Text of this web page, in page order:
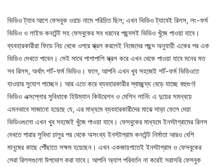
ভিডিও ট্যাব আগে ফেসবুক ওয়াচ নামে পরিচিত ছিল; এখন ভিডিও ট্যাবেই রিলস, লং-ফর্ম
ভিডিও ও লাইভ কনটেন্ট সহ ফেসবুকের সব ধরনের পছন্দসই ভিডিও খুঁজে পাওয়া যাবে।
ব্যবহারকারীরা ফিডে নিচ থেকে ওপরে স্ক্রল করলেই নিজেদের পছন্দ অনুযায়ী একের পর এক
ভিডিও দেখতে পাবেন। সেই সাথে পাশাপাশি স্ক্রল করে এখন থেকে পাওয়া যাবে মনের মত
সব রিলস, অর্থাৎ শর্ট-ফর্ম ভিডিও। ফলে, আপনি এখন খুব সহজেই শর্ট-ফর্ম ভিডিওতে
যাওয়ার সুযোগ পাচ্ছেন। আর এতে করে ব্যবহারকারীর স্বাচ্ছন্দ্য বেড়ে যাচ্ছে বহুগুণ!
ভিডিও এক্সপ্লোর সুবিধাকে হিউম্যান কিউরেশন ও মেশিন লার্নিং এ দুয়ের সমন্বয়ে
এমনভাবে সাজানো হয়েছে যে, এর মাধ্যমে ব্যবহারকারীদের মাঝে সাড়া ফেলে দেয়া
ভিডিওগুলো এখন খুব সহজেই খুঁজে পাওয়া যাবে। ফেসবুকের মাধ্যমে ইনস্টাগ্রামের রিলস
দেখতে পারার সুবিধা চালুর পর থেকে অসংখ্য ইনস্টাগ্রাম কনটেন্ট নির্মাতা আরও বেশি
মানুষের কাছে পৌঁছাতে সক্ষম হয়েছেন। এখন একজায়গাতেই ইনস্টাগ্রাম ও ফেসবুকের
সেরা রিলসগুলো উপভোগ করা যাবে। আপনি অ্যাপ পরিবর্তন না করেই সরাসরি ফেসবুক